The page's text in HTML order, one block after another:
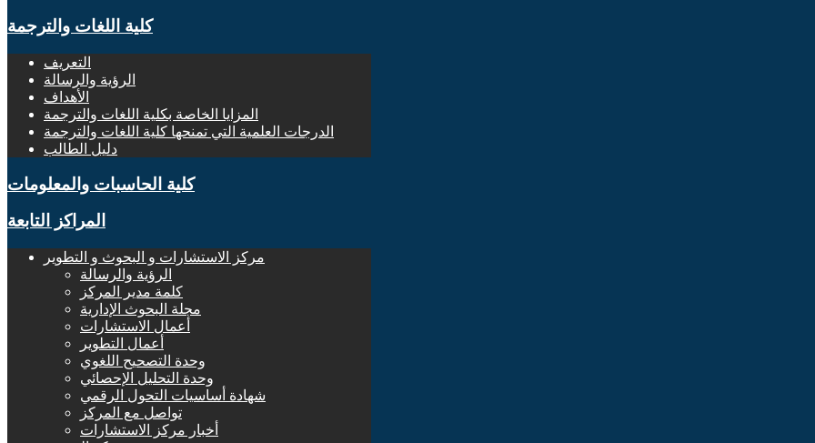
كلية اللغات والترجمة
التعريف
الرؤية والرسالة
الأهداف
المزايا الخاصة بكلية اللغات والترجمة
الدرجات العلمية التي تمنحها كلية اللغات والترجمة
دليل الطالب
كلية الحاسبات والمعلومات
المراكز التابعة
مركز الاستشارات و البحوث و التطوير
الرؤية والرسالة
كلمة مدير المركز
مجلة البحوث الإدارية
أعمال الاستشارات
أعمال التطوير
وحدة التصحيح اللغوي
وحدة التحليل الإحصائي
شهادة أساسيات التحول الرقمي
تواصل مع المركز
أخبار مركز الاستشارات